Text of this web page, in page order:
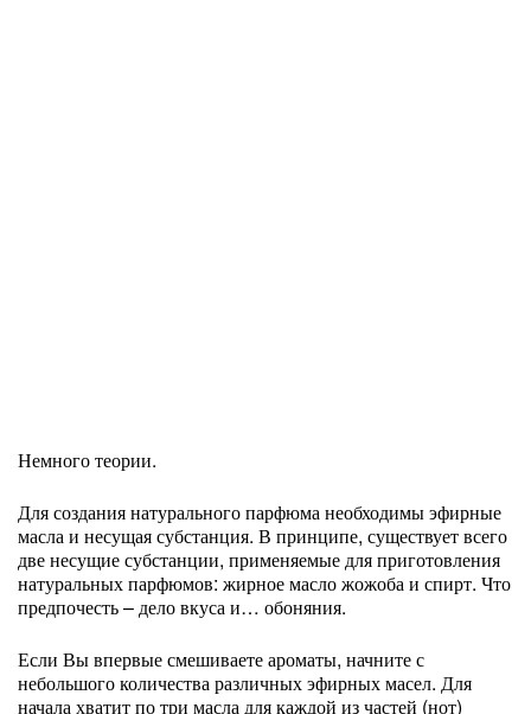
Немного теории.
Для создания натурального парфюма необходимы эфирные
масла и несущая субстанция. В принципе, существует всего
две несущие субстанции, применяемые для приготовления
натуральных парфюмов: жирное масло жожоба и спирт. Что
предпочесть – дело вкуса и… обоняния.
Если Вы впервые смешиваете ароматы, начните с
небольшого количества различных эфирных масел. Для
начала хватит по три масла для каждой из частей (нот)